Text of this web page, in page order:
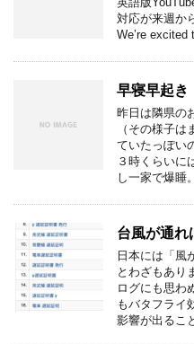
対応が来週か
We’re
早寝早起き
昨日は隣県の
（その様子
ていたっぽい
３時くらいに
し一家で爆睡
台風が通れ
日本には「風
とわざもあり
ログにも思わ
もバタフライ
影響が出るこ